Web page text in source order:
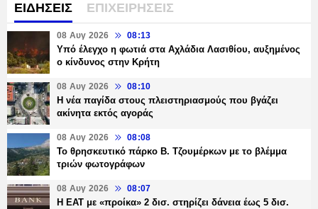
ΕΙΔΗΣΕΙΣ ΕΠΙΧΕΙΡΗΣΕΙΣ
08 Αυγ 2026 08:13
Υπό έλεγχο η φωτιά στα Αχλάδια Λασιθίου, αυξημένος
ο κίνδυνος στην Κρήτη
08 Αυγ 2026 08:10
Η νέα παγίδα στους πλειστηριασμούς που βγάζει
ακίνητα εκτός αγοράς
08 Αυγ 2026 08:08
Το θρησκευτικό πάρκο Β. Τζουμέρκων με το βλέμμα
τριών φωτογράφων
08 Αυγ 2026 08:07
Η ΕΑΤ με «προίκα» 2 δισ. στηρίζει δάνεια έως 5 δισ.